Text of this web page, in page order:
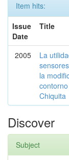
Item hits:
Issue
Date
Title
2005
La
la
Chiquita
Discover
Subject